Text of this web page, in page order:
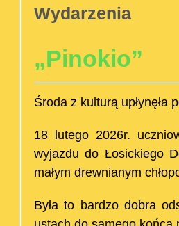
Wydarzenia
„Pinokio”
Środa z kulturą upłynęła
18 lutego 2026r.
wyjazdu do Łosickiego
małym drewnianym
Była to bardzo dobra